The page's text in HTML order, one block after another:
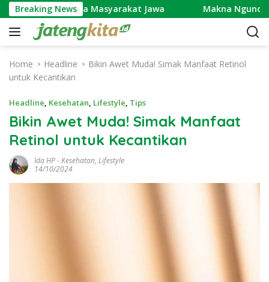
k
Breaking NewsMasyarakat Jawa Makna Ngundhuh
Home Headline
Bikin Awet Muda! Simak Manfaat Retinol
untuk Kecantikan
Headline, Kesehatan, Lifestyle, Tips
Bikin Awet Muda! Simak Manfaat
Retinol untuk Kecantikan
Ida HP-Kesehatan, Lifestyle
14/10/2024